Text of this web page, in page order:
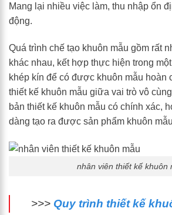
Mang lại nhiều việc làm, thu nhập ổn
động.
Quá trình chế tạo khuôn mẫu gồm rất
khác nhau, kết hợp thực hiện trong
khép kín để có được khuôn mẫu hoàn
thiết kế khuôn mẫu giữa vai trò vô
bản thiết kế khuôn mẫu có chính xác,
dàng tạo ra được sản phẩm khuôn
nhân viên thiết kế khuôn
>>> Quy trình thiết kế